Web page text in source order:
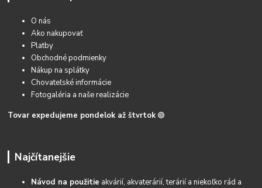
O nás
Ako nakupovať
Platby
Obchodné podmienky
Nákup na splátky
Chovateľské informácie
Fotogaléria a naše realizácie
Tovar expedujeme pondelok až štvrtok 🟢
Najčítanejšie
Návod na použitie akvárií, akvaterárií, terárií a niekoľko rád a